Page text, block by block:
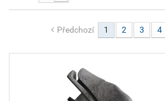
Předchozí 1 2 3 4